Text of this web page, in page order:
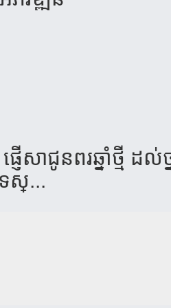
ាជូនពរឆ្នាំថ្មី ដល់ថ្
ស្...